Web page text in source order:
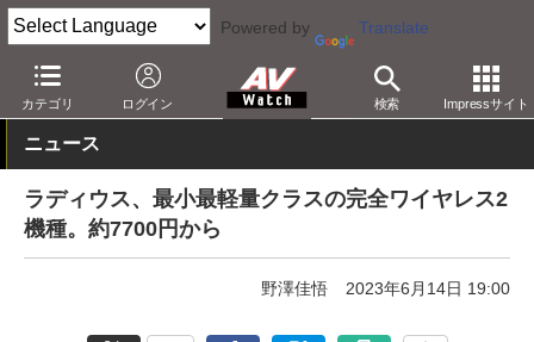
Powered by Translate
カテゴリ ログイン 検索 Impressサイト
AV Watch 製品 ヘッドフォン その他
ニュース
ラディウス、最小最軽量クラスの完全ワイヤレス2
機種。約7700円から
野澤佳悟 2023年6月14日 19:00